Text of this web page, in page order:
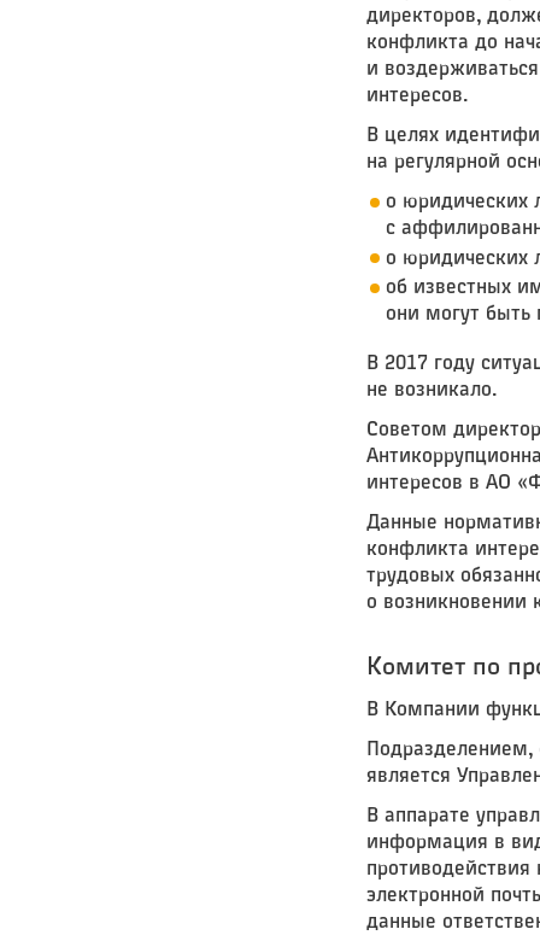
директоров,
конфликта до
и
интересов.
В целях
на регулярной
о юридических
с
о юридических
об известных
они могут быть
В 2017 году
не возникало.
Советом
интересов в АО
Данные
конфликта
трудовых
о возникновении
Комитет по
В Компании
является
В аппарате
информация в
противодействия
электронной
данные